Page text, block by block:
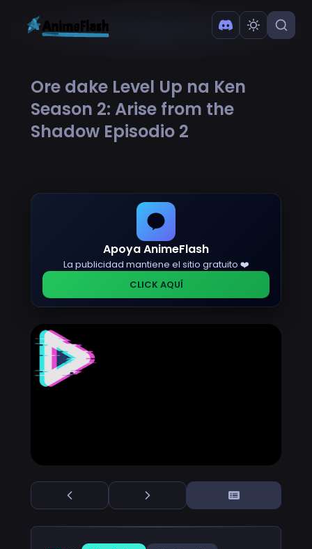
Ore dake Level Up na Ken
Season 2: Arise from the
Shadow Episodio 2
Apoya AnimeFlash
La publicidad mantiene el sitio gratuito ❤️
CLICK AQUÍ